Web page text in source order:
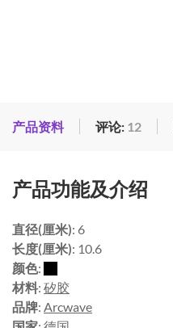
产品资料 评论: 12
产品功能及介绍
直径(厘米): 6
长度(厘米): 10.6
颜色:
材料: 矽胶
品牌: Arcwave